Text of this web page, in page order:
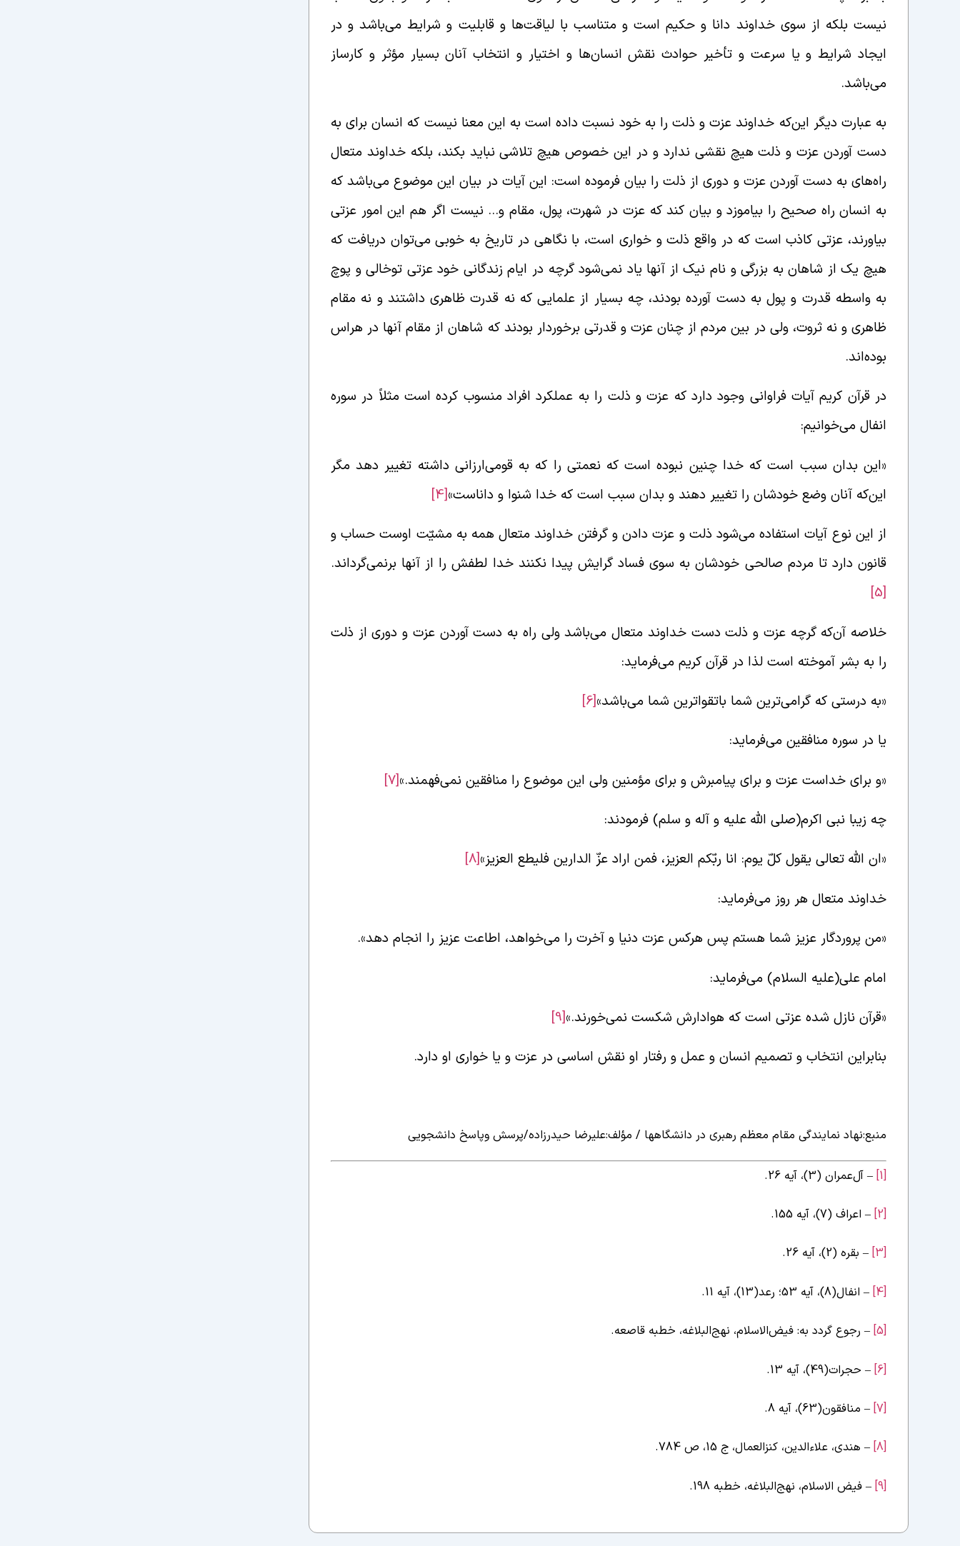
نیست بلکه از سوی خداوند دانا و حکیم است و متناسب با لیاقت‌ها و قابلیت و شرایط می‌باشد و در
ایجاد شرایط و یا سرعت و تأخیر حوادث نقش انسان‌ها و اختیار و انتخاب آنان بسیار مؤثر و کارساز
می‌باشد.
به عبارت دیگر این‌که خداوند عزت و ذلت را به خود نسبت داده است به این معنا نیست که انسان برای به
دست آوردن عزت و ذلت هیچ نقشی ندارد و در این خصوص هیچ تلاشی نباید بکند، بلکه خداوند متعال
راه‌های به دست آوردن عزت و دوری از ذلت را بیان فرموده است: این آیات در بیان این موضوع می‌باشد که
به انسان راه صحیح را بیاموزد و بیان کند که عزت در شهرت، پول، ‌مقام و… نیست اگر هم این امور عزتی
بیاورند، عزتی کاذب است که در واقع ذلت و خواری است، با نگاهی در تاریخ به خوبی می‌توان دریافت که
هیچ یک از شاهان به بزرگی و نام نیک از آنها یاد نمی‌شود گرچه در ایام زندگانی خود عزتی توخالی و پوچ
به واسطه قدرت و پول به دست آورده بودند، چه بسیار از علمایی که نه قدرت ظاهری داشتند و نه مقام
ظاهری و نه ثروت، ولی در بین مردم از چنان عزت و قدرتی برخوردار بودند که شاهان از مقام آنها در هراس
بوده‌اند.
در قرآن کریم آیات فراوانی وجود دارد که عزت و ذلت را به عملکرد افراد منسوب کرده است مثلاً در سوره
انفال می‌خوانیم:
«این بدان سبب است که خدا چنین نبوده است که نعمتی را که به قومی‌ارزانی داشته تغییر دهد مگر
این‌که آنان وضع خودشان را تغییر دهند و بدان سبب است که خدا شنوا و داناست»[4]
از این نوع آیات استفاده می‌شود ذلت و عزت دادن و گرفتن خداوند متعال همه به مشیّت اوست حساب و
قانون دارد تا مردم صالحی خودشان به سوی فساد گرایش پیدا نکنند خدا لطفش را از آنها برنمی‌گرداند.
[5]
خلاصه آن‌که گرچه عزت و ذلت دست خداوند متعال می‌باشد ولی راه به دست آوردن عزت و دوری از ذلت
را به بشر آموخته است لذا در قرآن کریم می‌فرماید:
«به درستی که گرامی‌ترین شما باتقواترین شما می‌باشد»[6]
یا در سوره منافقین می‌فرماید:
«و برای خداست عزت و برای پیامبرش و برای مؤمنین ولی این موضوع را منافقین نمی‌فهمند.»[7]
چه زیبا نبی اکرم(صلی الله علیه و آله و سلم) فرمودند:
«ان الله تعالی یقول کلّ یوم:‌ انا ربّکم العزیز، فمن اراد عزّ الدارین فلیطع العزیز»[8]
خداوند متعال هر روز می‌فرماید:
«من پروردگار عزیز شما هستم پس هرکس عزت دنیا و آخرت را می‌خواهد، اطاعت عزیز را انجام دهد».
امام علی(علیه السلام) می‌فرماید:
«قرآن نازل شده عزتی است که هوادارش شکست نمی‌خورند.»[9]
بنابراین انتخاب و تصمیم انسان و عمل و رفتار او نقش اساسی در عزت و یا خواری او دارد.
منبع:نهاد نمایندگی مقام معظم رهبری در دانشگاهها / مؤلف:علیرضا حیدرزاده/پرسش وپاسخ دانشجویی
[1] – آل‌عمران (3)، ‌آیه 26.
[2] – اعراف (7)، ‌آیه 155.
[3] – بقره (2)، ‌آیه 26.
[4] – انفال(8)، آیه 53؛ رعد(13)، آیه 11.
[5] – رجوع گردد به: فیض‌الاسلام، نهج‌البلاغه، خطبه قاصعه.
[6] – حجرات(49)، آیه 13.
[7] – منافقون(63)، آیه 8.
[8] – هندی، علاءالدین، کنزالعمال، ج 15، ص 784.
[9] – فیض الاسلام، نهج‌البلاغه، خطبه 198.